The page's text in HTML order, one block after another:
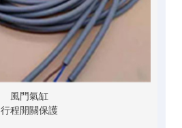
風門氣缸
行程開關保護